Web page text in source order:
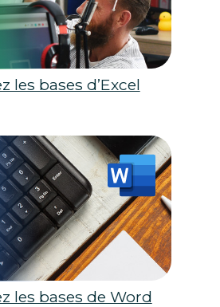
les bases d’Excel
les bases de Word